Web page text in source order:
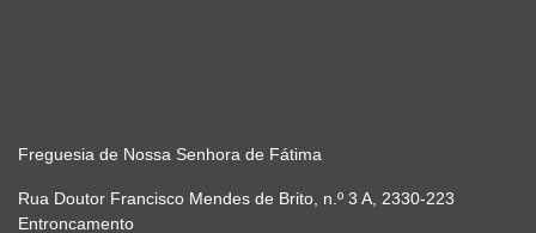
Freguesia de Nossa Senhora de Fátima
Rua Doutor Francisco Mendes de Brito, n.º 3 A, 2330-223
Entroncamento